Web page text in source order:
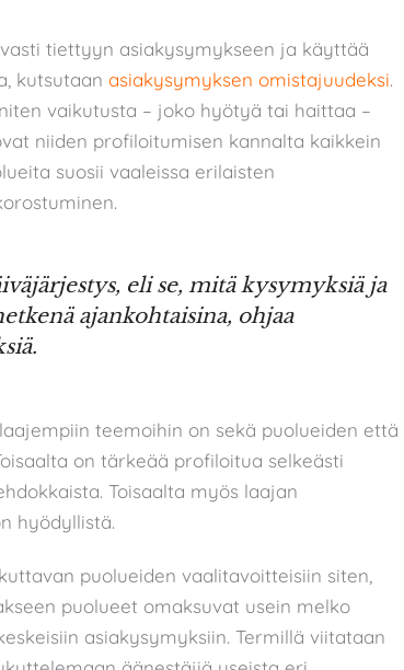
tiettyyn asiakysymykseen ja käyttää
kutsutaan asiakysymyksen omistajuudeksi.
vaikutusta – joko hyötyä tai haittaa –
niiden profiloitumisen kannalta kaikkein
suosii vaaleissa erilaisten
eli se, mitä kysymyksiä ja
ajankohtaisina, ohjaa
teemoihin on sekä puolueiden että
on tärkeää profiloitua selkeästi
Toisaalta myös laajan
hyödyllistä.
puolueiden vaalitavoitteisiin siten,
puolueet omaksuvat usein melko
asiakysymyksiin. Termillä viitataan